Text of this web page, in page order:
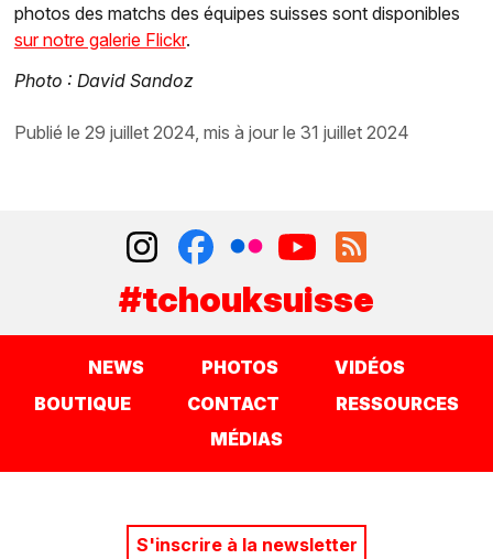
photos des matchs des équipes suisses sont disponibles
sur notre galerie Flickr.
Photo : David Sandoz
publié le 29 juillet 2024, mis à jour le 31 juillet 2024
#tchouksuisse
NEWS PHOTOS
VIDÉOS
BOUTIQUE
CONTACT
RESSOURCES
MÉDIAS
S'inscrire à la newsletter